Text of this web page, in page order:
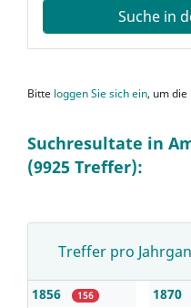
Suche in
Bitte loggen Sie sich ein, um die
Suchresultate in
(9925 Treffer):
Treffer pro
1856 156 1870